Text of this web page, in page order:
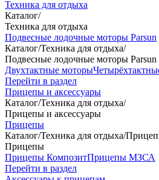
Техника для отдыха
Каталог/
Техника для отдыха
Подвесные лодочные моторы Parsun
Каталог/Техника для отдыха/
Подвесные лодочные моторы Parsun
Двухтактные моторы
Перейти в раздел
Прицепы и аксессуары
Каталог/Техника для отдыха/
Прицепы и аксессуары
Прицепы
Каталог/Техника для отдыха/
Прицепы
Прицепы КомпозитПрицепы МЗСА
Перейти в раздел